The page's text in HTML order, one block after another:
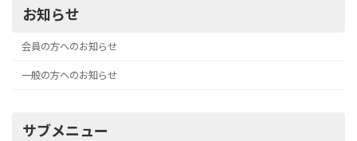
お知らせ
会員の方へのお知らせ
一般の方へのお知らせ
サブメニュー